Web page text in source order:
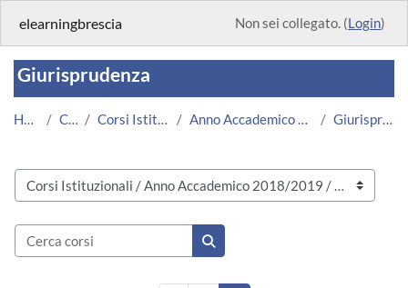
elearningbrescia Non sei collegato. (Login)
Giurisprudenza
Home Corsi Corsi Istituzionali Anno Accademico 2018/2019 Giurisprudenza
Categorie di corso
Cerca corsi
Cerca corsi